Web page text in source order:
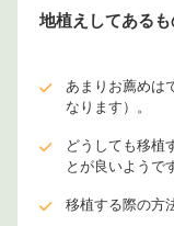
地植えしてある
あまりお薦めは
なります）。
どうしても移植
とが良いようで
移植する際の方